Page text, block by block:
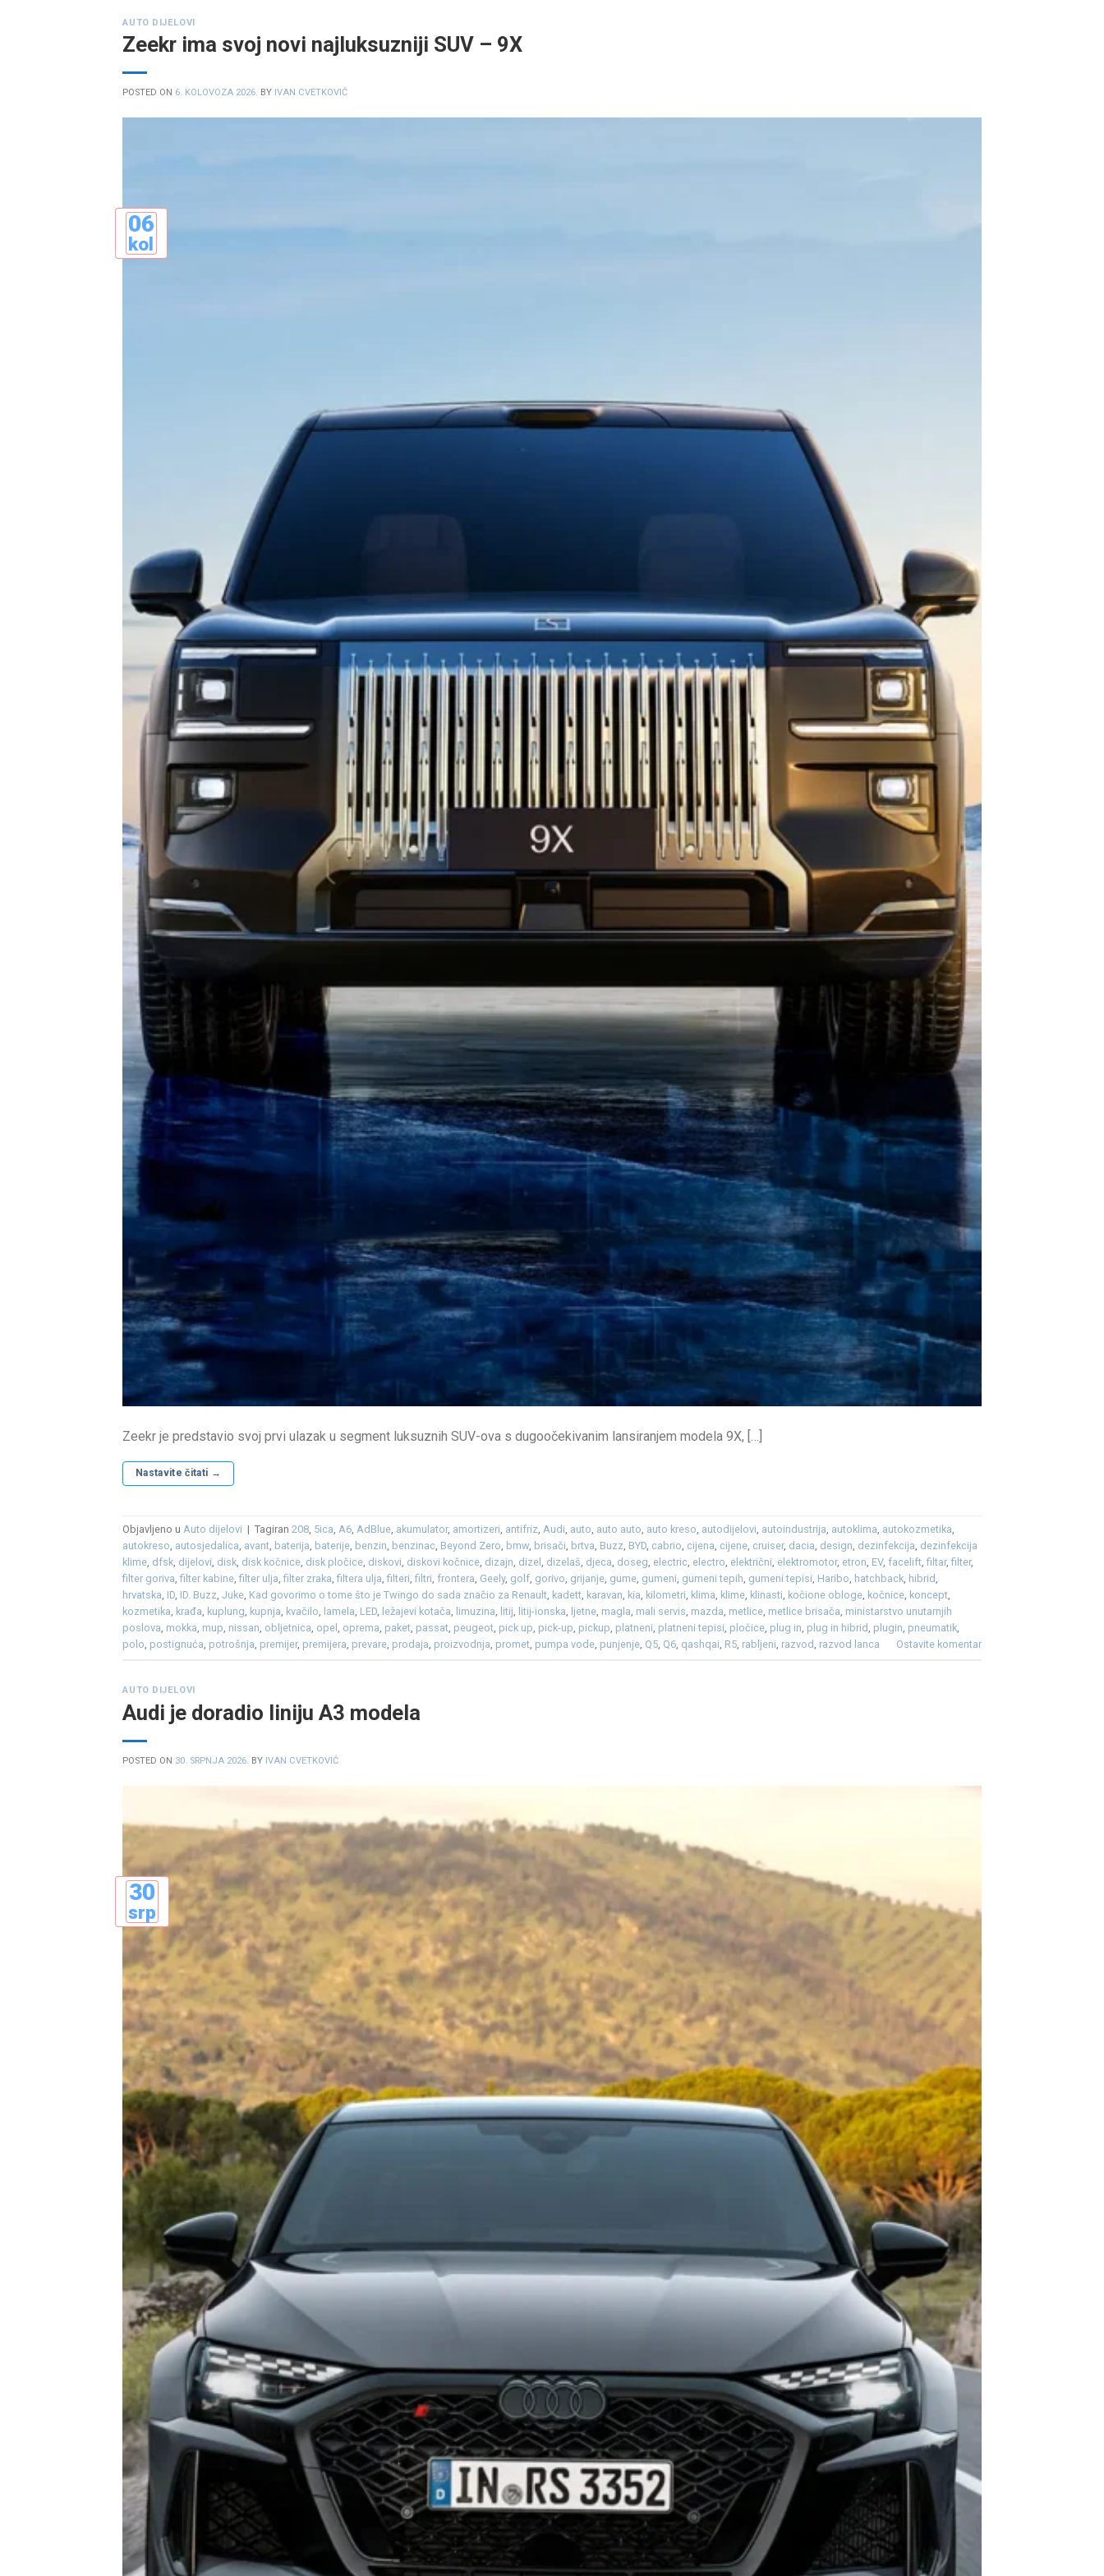
AUTO DIJELOVI
Zeekr ima svoj novi najluksuzniji SUV – 9X
POSTED ON 6. KOLOVOZA 2026. BY IVAN CVETKOVIĆ
06
kol
Zeekr je predstavio svoj prvi ulazak u segment luksuznih SUV-ova s ​​dugoočekivanim lansiranjem modela 9X, […]
Nastavite čitati →
Objavljeno uAuto dijelovi | Tagiran208, 5ica,A6,AdBlue, akumulator, amortizeri, antifriz,Audi, auto, auto auto, auto kreso, autodijelovi, autoindustrija, autoklima, autokozmetika,
autokreso, autosjedalica, avant, baterija, baterije, benzin, benzinac, Beyond Zero, bmw, brisači, brtva, Buzz, BYD, cabrio, cijena, cijene, cruiser, dacia, design, dezinfekcija, dezinfekcija
klime, dfsk, dijelovi, disk, disk kočnice, disk pločice, diskovi, diskovi kočnice, dizajn, dizel, dizelaš, djeca, doseg, electric, electro, električni, elektromotor, etron, EV,facelift,filtar,filter,
filter goriva,filter kabine,filter ulja,filter zraka,filtera ulja,filteri,filtri,frontera, Geely, golf, gorivo, grijanje, gume, gumeni, gumeni tepih, gumeni tepisi, Haribo, hatchback, hibrid,
hrvatska, ID, ID. Buzz,Juke, Kad govorimo o tome što je Twingo do sada značio za Renault, kadett, karavan, kia, kilometri, klima, klime, klinasti, kočione obloge, kočnice, koncept,
kozmetika, krađa, kuplung, kupnja, kvačilo, lamela, LED, ležajevi kotača, limuzina, litij, litij-ionska, ljetne, magla, mali servis, mazda, metlice, metlice brisača, ministarstvo unutarnjih
poslova, mokka, mup, nissan, obljetnica, opel, oprema, paket, passat, peugeot, pick up, pick-up, pickup, platneni, platneni tepisi, pločice, plug in, plug in hibrid, plugin, pneumatik,
polo, postignuća, potrošnja, premijer, premijera, prevare, prodaja, proizvodnja, promet, pumpa vode, punjenje, Q5, Q6, qashqai, R5, rabljeni, razvod, razvod lanca Ostavite komentar
AUTO DIJELOVI
Audi je doradio liniju A3 modela
POSTED ON 30. SRPNJA 2026. BY IVAN CVETKOVIĆ
30
srp